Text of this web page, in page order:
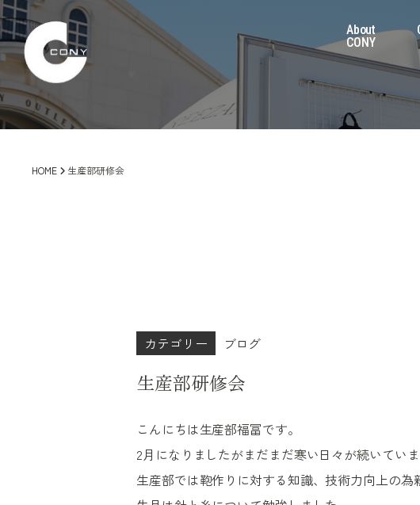
About
CONY
HOME 生産部研修会
カテゴリー ブログ
生産部研修会
こんにちは生産部福冨です。
2月になりましたがまだまだ寒い日々が続いていま
生産部では鞄作りに対する知識、技術力向上の為